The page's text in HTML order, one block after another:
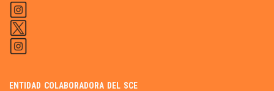
ENTIDAD COLABORADORA DEL SCE